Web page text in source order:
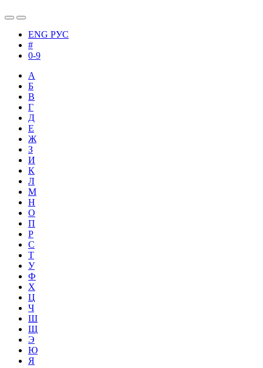
ENG РУС
#
0-9
А
Б
В
Г
Д
Е
Ж
З
И
К
Л
М
Н
О
П
Р
С
Т
У
Ф
Х
Ц
Ч
Ш
Щ
Э
Ю
Я